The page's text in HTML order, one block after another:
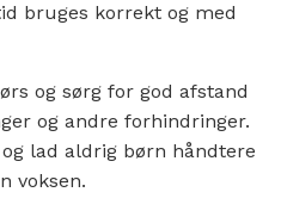
bruges korrekt og med
og sørg for god afstand
og andre forhindringer.
lad aldrig børn håndtere
voksen.